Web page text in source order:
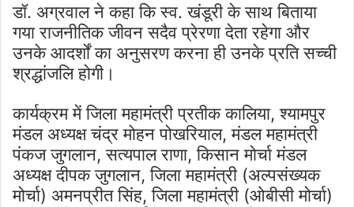
डॉ. अग्रवाल ने कहा कि स्व. खंडूरी के साथ बिताया
गया राजनीतिक जीवन सदैव प्रेरणा देता रहेगा और
उनके आदर्शों का अनुसरण करना ही उनके प्रति सच्ची
श्रद्धांजलि होगी।
कार्यक्रम में जिला महामंत्री प्रतीक कालिया, श्यामपुर
मंडल अध्यक्ष चंद्र मोहन पोखरियाल, मंडल महामंत्री
पंकज जुगलान, सत्यपाल राणा, किसान मोर्चा मंडल
अध्यक्ष दीपक जुगलान, जिला महामंत्री (अल्पसंख्यक
मोर्चा) अमनप्रीत सिंह, जिला महामंत्री (ओबीसी मोर्चा)